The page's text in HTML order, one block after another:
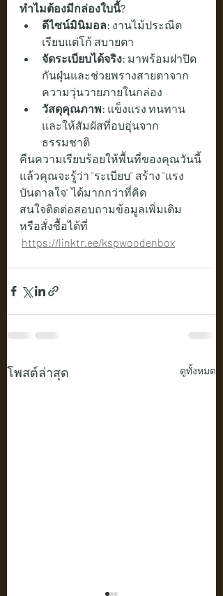
ทำไมต้องมีกล่องใบนี้?
ดีไซน์มินิมอล: งานไม้ประณีต
เรียบแต่โก้ สบายตา
จัดระเบียบได้จริง: มาพร้อมฝาปิด
กันฝุ่นและช่วยพรางสายตาจาก
ความวุ่นวายภายในกล่อง
วัสดุคุณภาพ: แข็งแรง ทนทาน
และให้สัมผัสที่อบอุ่นจาก
ธรรมชาติ
คืนความเรียบร้อยให้พื้นที่ของคุณวันนี้
แล้วคุณจะรู้ว่า "ระเบียบ" สร้าง "แรง
บันดาลใจ" ได้มากกว่าที่คิด
สนใจติดต่อสอบถามข้อมูลเพิ่มเติม
หรือสั่งซื้อได้ที่
https://linktr.ee/kspwoodenbox
โพสต์ล่าสุด ดูทั้งหมด